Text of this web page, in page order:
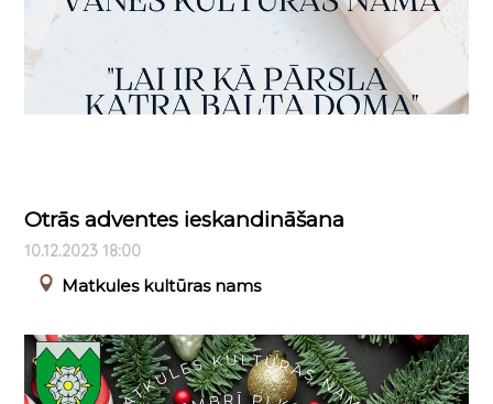
Otrās adventes ieskandināšana
10.12.2023 18:00
Matkules kultūras nams